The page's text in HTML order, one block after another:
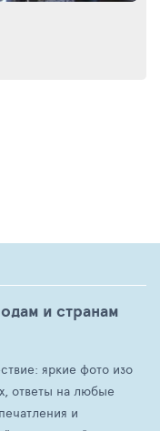
и странам
яркие фото изо
ответы на любые
и